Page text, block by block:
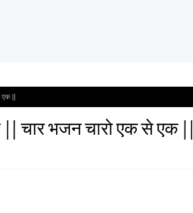
||
|| चार भजन चारो एक से एक ||